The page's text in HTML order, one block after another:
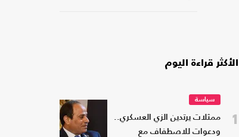
الأكثر قراءة اليوم
1
سياسة
ممثلات يرتدين الزي العسكري..
ودعوات للاصطفاف مع